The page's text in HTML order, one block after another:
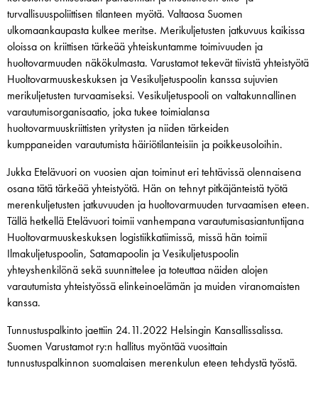
turvallisuuspoliittisen tilanteen myötä. Valtaosa Suomen
ulkomaankaupasta kulkee meritse. Merikuljetusten jatkuvuus kaikissa
oloissa on kriittisen tärkeää yhteiskuntamme toimivuuden ja
huoltovarmuuden näkökulmasta. Varustamot tekevät tiivistä yhteistyötä
Huoltovarmuuskeskuksen ja Vesikuljetuspoolin kanssa sujuvien
merikuljetusten turvaamiseksi. Vesikuljetuspooli on valtakunnallinen
varautumisorganisaatio, joka tukee toimialansa
huoltovarmuuskriittisten yritysten ja niiden tärkeiden
kumppaneiden varautumista häiriötilanteisiin ja poikkeusoloihin.
Jukka Etelävuori on vuosien ajan toiminut eri tehtävissä olennaisena
osana tätä tärkeää yhteistyötä. Hän on tehnyt pitkäjänteistä työtä
merenkuljetusten jatkuvuuden ja huoltovarmuuden turvaamisen eteen.
Tällä hetkellä Etelävuori toimii vanhempana varautumisasiantuntijana
Huoltovarmuuskeskuksen logistiikkatiimissä, missä hän toimii
Ilmakuljetuspoolin, Satamapoolin ja Vesikuljetuspoolin
yhteyshenkilönä sekä suunnittelee ja toteuttaa näiden alojen
varautumista yhteistyössä elinkeinoelämän ja muiden viranomaisten
kanssa.
Tunnustuspalkinto jaettiin 24.11.2022 Helsingin Kansallissalissa.
Suomen Varustamot ry:n hallitus myöntää vuosittain
tunnustuspalkinnon suomalaisen merenkulun eteen tehdystä työstä.